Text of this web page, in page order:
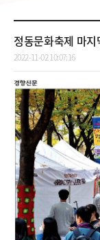
정동문화축제 마
2022-11-02 10:07:16